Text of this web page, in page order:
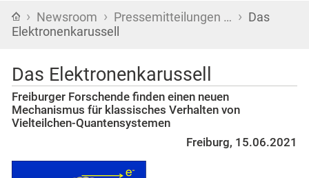
Startseite
› Newsroom › Pressemitteilungen … › Das
Elektronenkarussell
Das Elektronenkarussell
Freiburger Forschende finden einen neuen
Mechanismus für klassisches Verhalten von
Vielteilchen-Quantensystemen
Freiburg, 15.06.2021